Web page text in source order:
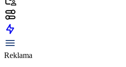
Reklama